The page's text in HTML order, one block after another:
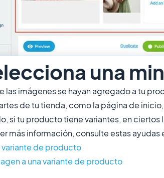
una
las imágenes se hayan agregado a tu
de tu tienda, como la página de
si tu producto tiene variantes, en ciertos
más información, consulte estas ayudas
variante de producto
a una variante de producto